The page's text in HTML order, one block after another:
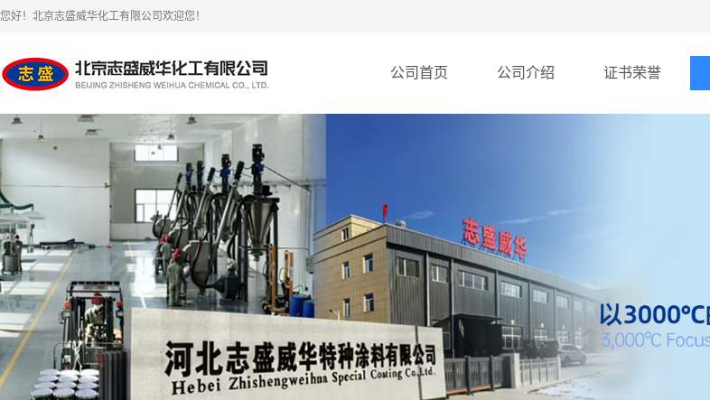
您好！北京志盛威华化工有限公司欢迎您！
公司首页 公司介绍 证书荣誉